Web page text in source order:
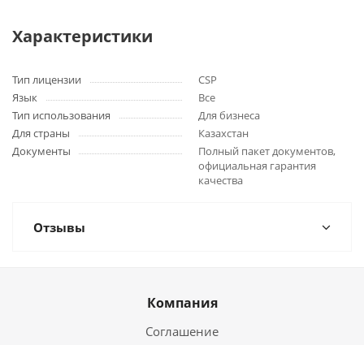
Характеристики
Тип лицензии
CSP
Язык
Все
Тип использования
Для бизнеса
Для страны
Казахстан
Документы
Полный пакет документов,
официальная гарантия
качества
Отзывы
Компания
Соглашение